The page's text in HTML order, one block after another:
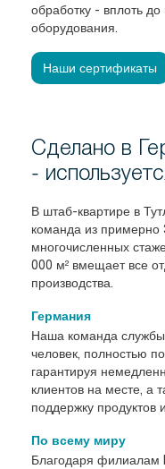
обработку - вплоть до
оборудования.
Наши сертификаты
Сделано в
-
В штаб-квартире в
команда из примерно
многочисленных
000 м² вмещает все
производства.
Германия
Наша команда
человек, полностью
гарантируя
клиентов на месте, а
поддержку продуктов
По всему миру
Благодаря